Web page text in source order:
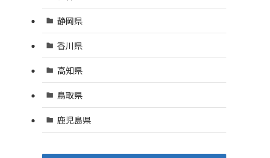
静岡県
香川県
高知県
鳥取県
鹿児島県